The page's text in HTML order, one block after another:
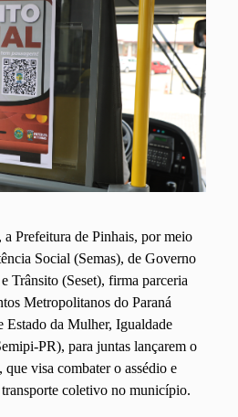
Prefeitura de Pinhais, por meio
Social (Semas), de Governo
Trânsito (Seset), firma parceria
Metropolitanos do Paraná
Estado da Mulher, Igualdade
PR), para juntas lançarem o
visa combater o assédio e
coletivo no município.